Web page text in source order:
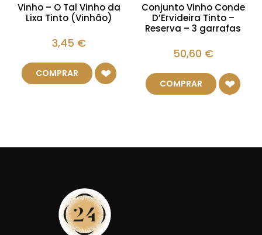
Vinho – O Tal Vinho da
Lixa Tinto (Vinhão)
3,45 €
COMPRAR
Conjunto Vinho Conde
D’Ervideira Tinto –
Reserva – 3 garrafas
50,60 €
COMPRAR